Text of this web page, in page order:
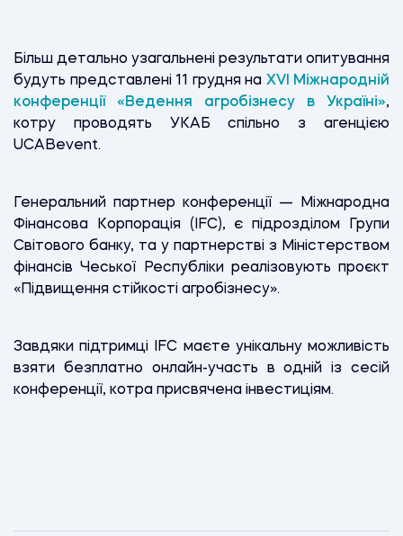
Більш детально узагальнені результати опитування
будуть представлені 11 грудня на XVI Міжнародній
конференції «Ведення агробізнесу в Україні»,
котру проводять УКАБ спільно з агенцією
UCABevent.
Генеральний партнер конференції — Міжнародна
Фінансова Корпорація (IFC), є підрозділом Групи
Світового банку, та у партнерстві з Міністерством
фінансів Чеської Республіки реалізовують проєкт
«Підвищення стійкості агробізнесу».
Завдяки підтримці IFC маєте унікальну можливість
взяти безплатно онлайн-участь в одній із сесій
конференції, котра присвячена інвестиціям.